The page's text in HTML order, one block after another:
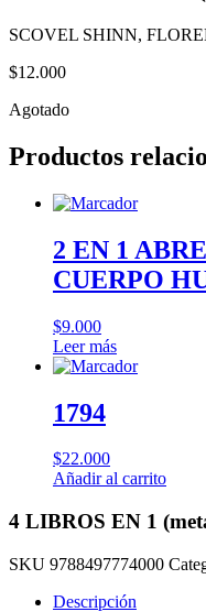
SCOVEL SHINN,
$12.000
Agotado
Productos
2 EN 1
CUERPO
$9.000
Leer más
1794
$22.000
Añadir al carrito
4 LIBROS EN 1
SKU 9788497774000
Descripción